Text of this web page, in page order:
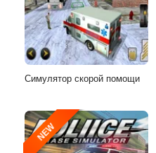
Симулятор скорой помощи
NEW